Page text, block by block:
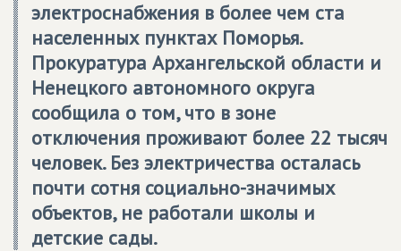
электроснабжения в более чем ста
населенных пунктах Поморья.
Прокуратура Архангельской области и
Ненецкого автономного округа
сообщила о том, что в зоне
отключения проживают более 22 тысяч
человек. Без электричества осталась
почти сотня социально-значимых
объектов, не работали школы и
детские сады.